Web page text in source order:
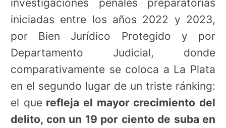
investigaciones penales preparatorias
iniciadas entre los años 2022 y 2023,
por Bien Jurídico Protegido y por
Departamento Judicial, donde
comparativamente se coloca a La Plata
en el segundo lugar de un triste ránking:
el querefleja el mayor crecimiento del
delito, con un 19 por ciento de suba en